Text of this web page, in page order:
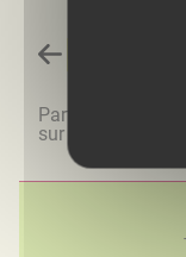
Retour à la
Partagez
sur :